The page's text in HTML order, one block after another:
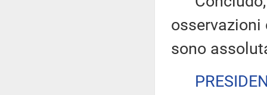
osservazioni
sono